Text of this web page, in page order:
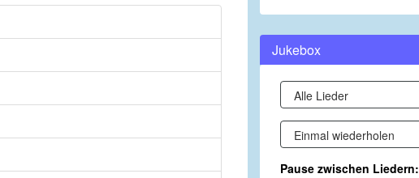
Jukebox
Pause zwischen Liedern: